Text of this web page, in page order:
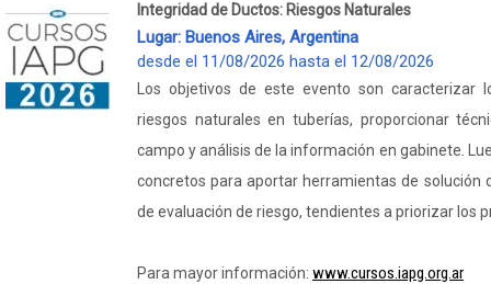
Integridad de Ductos: Riesgos Naturales
Lugar: Buenos Aires, Argentina
desde el 11/08/2026 hasta el 12/08/2026
Los objetivos de este evento son caracterizar
riesgos naturales en tuberías, proporcionar
campo y análisis de la información en gabinete.
concretos para aportar herramientas de solución
de evaluación de riesgo, tendientes a priorizar los
Para mayor información: www.cursos.iapg.org.ar